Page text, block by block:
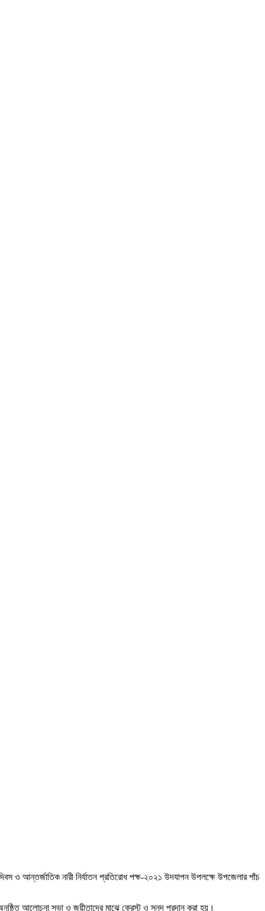
ও আন্তর্জাতিক নারী নির্যাতন প্রতিরোধ পক্ষ-২০২১ উদযাপন উপলক্ষে উপজেলার পাঁচ
আলোচনা সভা ও জয়ীতাদের মাঝে ক্রেস্ট ও সনদ প্রদান করা হয়।